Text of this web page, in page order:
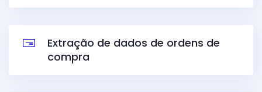
Extração de dados de ordens de
compra